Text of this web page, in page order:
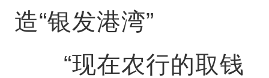
造“银发港湾”
“现在农行的取钱